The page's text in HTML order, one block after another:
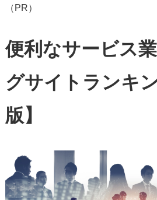
（PR）
便利なサービス
グサイトランキ
版】